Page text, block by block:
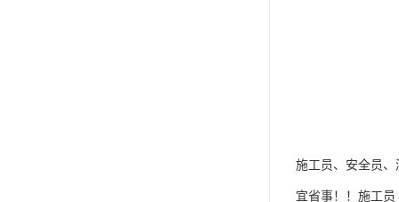
施工员、安全员
宜省事！！施工